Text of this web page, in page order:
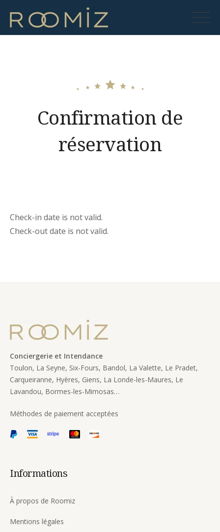
content
Confirmation de
réservation
Check-in date is not valid.
Check-out date is not valid.
Conciergerie et Intendance
Toulon, La Seyne, Six-Fours, Bandol, La Valette, Le Pradet,
Carqueiranne, Hyères, Giens, La Londe-les-Maures, Le
Lavandou, Bormes-les-Mimosas…
Méthodes de paiement acceptées
Informations
À propos de Roomiz
Mentions légales